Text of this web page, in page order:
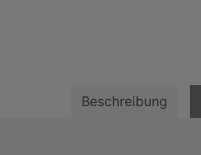
Beschreibung